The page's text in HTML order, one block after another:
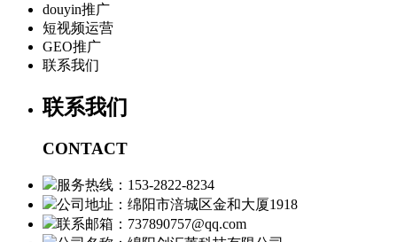
douyin推广
短视频运营
GEO推广
联系我们
联系我们
CONTACT
服务热线：153-2822-8234
公司地址：绵阳市涪城区金和大厦1918
联系邮箱：737890757@qq.com